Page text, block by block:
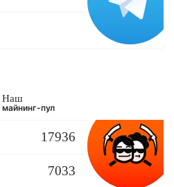
Наш
майнинг-пул
17936
7033